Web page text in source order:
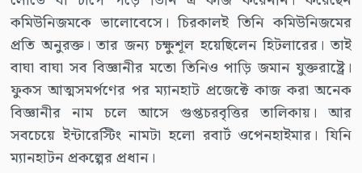
কমিউনিজমকে ভালোবেসে। চিরকালই তিনি কমিউনিজমের
প্রতি অনুরক্ত। তার জন্য চক্ষুশূল হয়েছিলেন হিটলারের। তাই
বাঘা বাঘা সব বিজ্ঞানীর মতো তিনিও পাড়ি জমান যুক্তরাষ্ট্রে।
ফুকস আত্মসমর্পণের পর ম্যানহাট প্রজেক্টে কাজ করা অনেক
বিজ্ঞানীর নাম চলে আসে গুপ্তচরবৃত্তির তালিকায়। আর
সবচেয়ে ইন্টারেস্টিং নামটা হলো রবার্ট ওপেনহাইমার। যিনি
ম্যানহাটন প্রকল্পের প্রধান।